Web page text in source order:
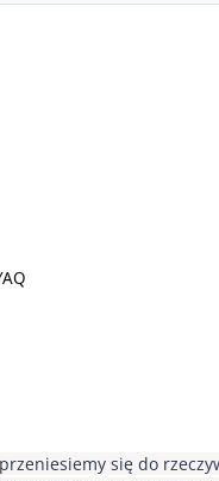
się do